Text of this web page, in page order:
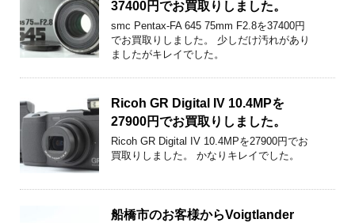
37400円でお買取りしました。
smc Pentax-FA 645 75mm F2.8を37400円
でお買取りしました。 少しだけ汚れがあり
ましたがキレイでした。
Ricoh GR Digital IV 10.4MPを
27900円でお買取りしました。
Ricoh GR Digital IV 10.4MPを27900円でお
買取りしました。 かなりキレイでした。
船橋市のお客様からVoigtlander